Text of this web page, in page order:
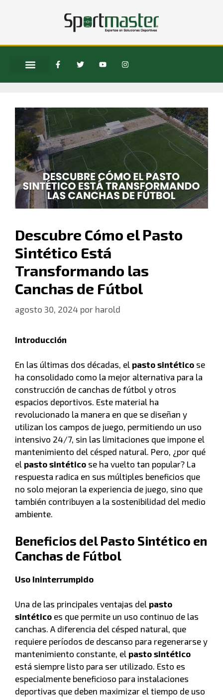
Descubre Cómo el Pasto
Sintético Está
Transformando las
Canchas de Fútbol
agosto 30, 2024 por harold
Introducción
En las últimas dos décadas, el pasto sintético se
ha consolidado como la mejor alternativa para la
construcción de canchas de fútbol y otros
espacios deportivos. Este material ha
revolucionado la manera en que se diseñan y
utilizan los campos de juego, permitiendo un uso
intensivo 24/7, sin las limitaciones que impone el
mantenimiento del césped natural. Pero, ¿por qué
el pasto sintético se ha vuelto tan popular? La
respuesta radica en sus múltiples beneficios que
no solo mejoran la experiencia de juego, sino que
también contribuyen a la sostenibilidad del medio
ambiente.
Beneficios del Pasto Sintético en
Canchas de Fútbol
Uso Ininterrumpido
Una de las principales ventajas del pasto
sintético es que permite un uso continuo de las
canchas. A diferencia del césped natural, que
requiere períodos de descanso para regenerarse y
mantenimiento constante, el pasto sintético
está siempre listo para ser utilizado. Esto es
especialmente beneficioso para instalaciones
deportivas que deben maximizar el tiempo de uso